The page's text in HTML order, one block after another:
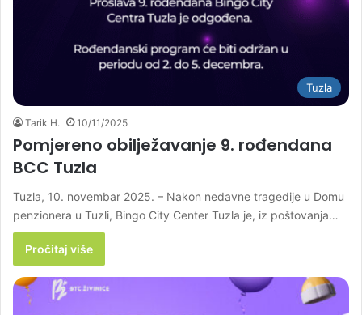
Tuzla
Tarik H. 10/11/2025
Pomjereno obilježavanje 9. rođendana
BCC Tuzla
Tuzla, 10. novembar 2025. – Nakon nedavne tragedije u Domu
penzionera u Tuzli, Bingo City Center Tuzla je, iz poštovanja…
Pročitaj više